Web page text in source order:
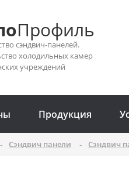
Профиль
сэндвич-панелей.
холодильных камер
учреждений
Продукция
Сэндвич панели Сэндвич